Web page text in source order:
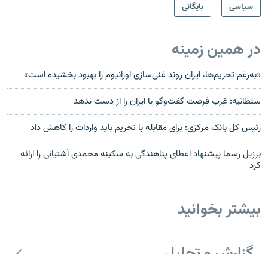
سیاسی
بایگانی
در همین زمینه
«به‌رغم تحریم‌ها، ایران روند غنی‌سازی اورانیوم را بهبود بخشیده است»
سلطانیه: غرب فرصت گفت‌وگو با ایران را از دست ندهد
رئيس کل بانک مرکزی: برای مقابله با تحریم باید واردات را کاهش داد
برزيل رسما پيشنهاد اعطای پناهندگی به سکينه محمدی آشتيانی را ارائه
کرد
بیشتر بخوانید